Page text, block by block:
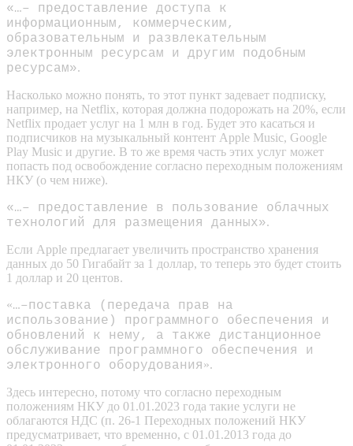
«…– предоставление доступа к
информационным, коммерческим,
образовательным и развлекательным
электронным ресурсам и другим подобным
ресурсам».
Насколько можно понять, то этот пункт задевает подписку,
например, на Netflix, которая должна подорожать на 20%, если
Netflix продает услуг на 1 млн в год. Будет это касаться и
подписчиков на музыкальный контент Apple Music, Google
Play Music и другие. В то же время часть этих услуг может
попасть под освобождение согласно переходным положениям
НКУ (о чем ниже).
«…– предоставление в пользование облачных
технологий для размещения данных».
Если Apple предлагает увеличить пространство хранения
данных до 50 Гигабайт за 1 доллар, то теперь это будет стоить
1 доллар и 20 центов.
«…–поставка (передача прав на
использование) программного обеспечения и
обновлений к нему, а также дистанционное
обслуживание программного обеспечения и
электронного оборудования».
Здесь интересно, потому что согласно переходным
положениям НКУ до 01.01.2023 года такие услуги не
облагаются НДС (п. 26-1 Переходных положений НКУ
предусматривает, что временно, с 01.01.2013 года до